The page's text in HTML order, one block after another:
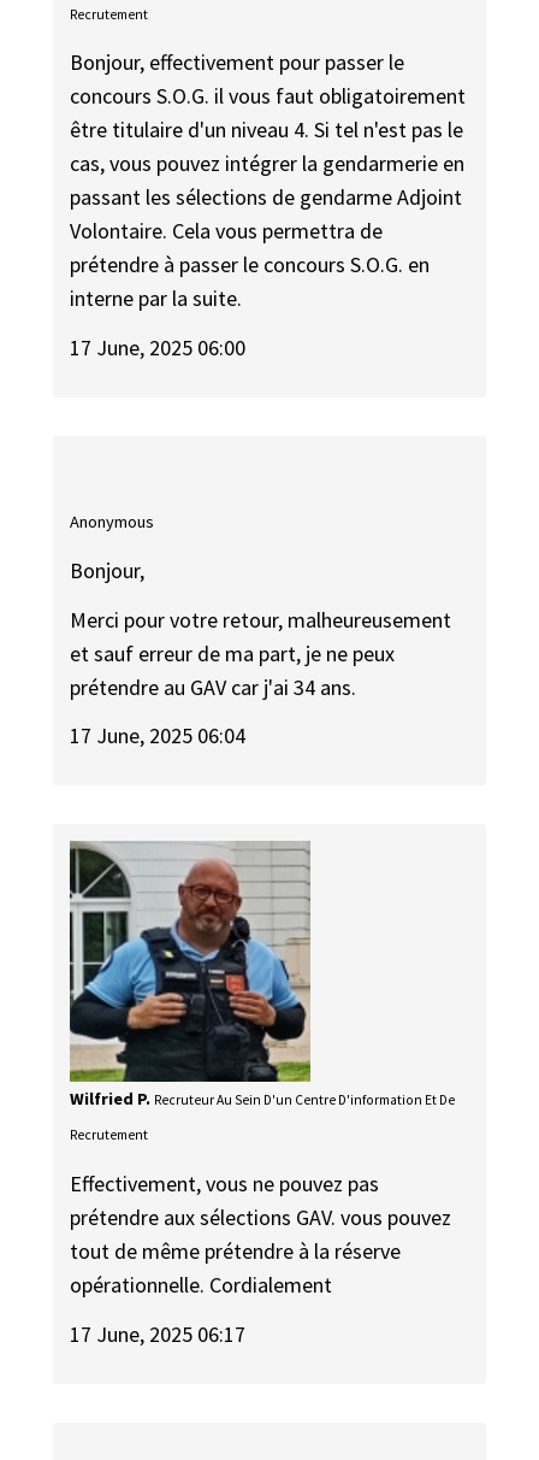
Recrutement
Bonjour, effectivement pour passer le
concours S.O.G. il vous faut obligatoirement
être titulaire d'un niveau 4. Si tel n'est pas le
cas, vous pouvez intégrer la gendarmerie en
passant les sélections de gendarme Adjoint
Volontaire. Cela vous permettra de
prétendre à passer le concours S.O.G. en
interne par la suite.
17 June, 2025 06:00
Anonymous
Bonjour,
Merci pour votre retour, malheureusement
et sauf erreur de ma part, je ne peux
prétendre au GAV car j'ai 34 ans.
17 June, 2025 06:04
Wilfried P. Recruteur Au Sein D'un Centre D'information Et De
Recrutement
Effectivement, vous ne pouvez pas
prétendre aux sélections GAV. vous pouvez
tout de même prétendre à la réserve
opérationnelle. Cordialement
17 June, 2025 06:17